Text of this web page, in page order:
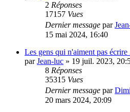
2 Réponses
17157 Vues
Dernier message par
15 mai 2024, 16:40
Les gens qui n'aiment pas écrire
parJean-luc » 19 juil. 2023,
8 Réponses
35315 Vues
Dernier message par
20 mars 2024, 20:09